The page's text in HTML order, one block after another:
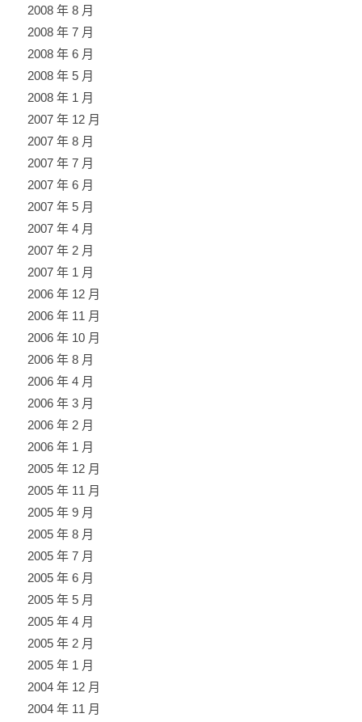
2008 年 8 月
2008 年 7 月
2008 年 6 月
2008 年 5 月
2008 年 1 月
2007 年 12 月
2007 年 8 月
2007 年 7 月
2007 年 6 月
2007 年 5 月
2007 年 4 月
2007 年 2 月
2007 年 1 月
2006 年 12 月
2006 年 11 月
2006 年 10 月
2006 年 8 月
2006 年 4 月
2006 年 3 月
2006 年 2 月
2006 年 1 月
2005 年 12 月
2005 年 11 月
2005 年 9 月
2005 年 8 月
2005 年 7 月
2005 年 6 月
2005 年 5 月
2005 年 4 月
2005 年 2 月
2005 年 1 月
2004 年 12 月
2004 年 11 月